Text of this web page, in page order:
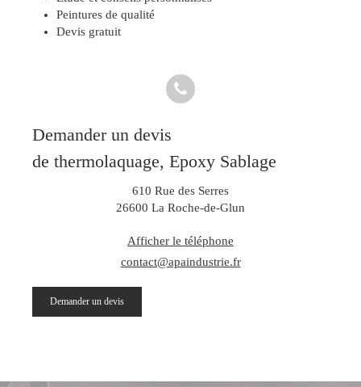
Peintures de qualité
Devis gratuit
Demander un devis
de thermolaquage, Epoxy Sablage
610 Rue des Serres
26600 La Roche-de-Glun
Afficher le téléphone
contact@apaindustrie.fr
Demander un devis